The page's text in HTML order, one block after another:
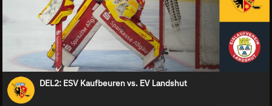
DEL2: ESV Kaufbeuren vs. EV Landshut